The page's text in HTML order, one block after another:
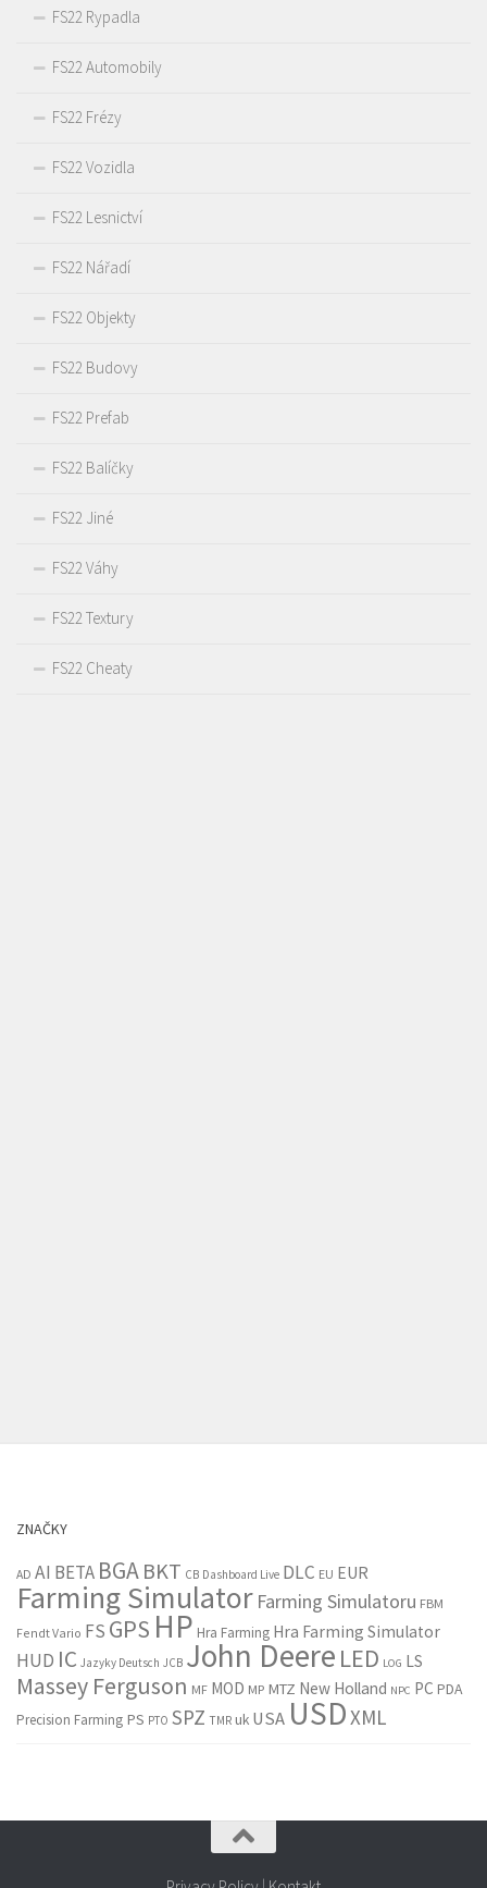
FS22 Rypadla
FS22 Automobily
FS22 Frézy
FS22 Vozidla
FS22 Lesnictví
FS22 Nářadí
FS22 Objekty
FS22 Budovy
FS22 Prefab
FS22 Balíčky
FS22 Jiné
FS22 Váhy
FS22 Textury
FS22 Cheaty
ZNAČKY
AD AI BETA BGABKT CB Dashboard Live DLC EU EUR
Farming Simulator Farming Simulatoru FBM
Fendt Vario FS GPS HP Hra Farming Hra Farming Simulator
HUD IC Jazyky Deutsch JCB John Deere LED LOG LS
Massey Ferguson MF MOD MP MTZ New Holland NPC PC PDA
Precision Farming PS PTO SPZ TMR uk USA USDXML